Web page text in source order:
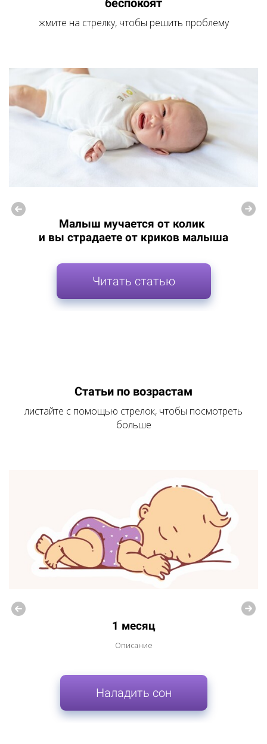
беспокоят
жмите на стрелку, чтобы решить проблему
Малыш мучается от колик
и вы страдаете от криков малыша
Читать статью
Статьи по возрастам
листайте с помощью стрелок, чтобы посмотреть
больше
1 месяц
Описание
Наладить сон